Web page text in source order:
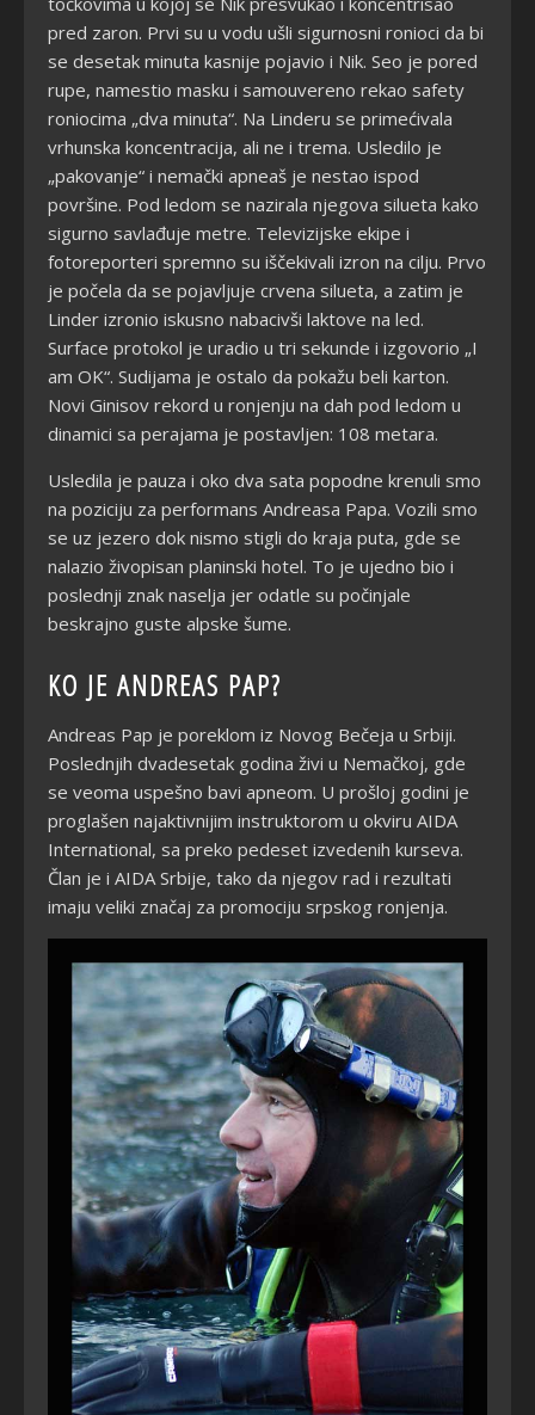
pred zaron. Prvi su u vodu ušli sigurnosni ronioci da bi
se desetak minuta kasnije pojavio i Nik. Seo je pored
rupe, namestio masku i samouvereno rekao safety
roniocima „dva minuta“. Na Linderu se primećivala
vrhunska koncentracija, ali ne i trema. Usledilo je
„pakovanje“ i nemački apneaš je nestao ispod
površine. Pod ledom se nazirala njegova silueta kako
sigurno savlađuje metre. Televizijske ekipe i
fotoreporteri spremno su iščekivali izron na cilju. Prvo
je počela da se pojavljuje crvena silueta, a zatim je
Linder izronio iskusno nabacivši laktove na led.
Surface protokol je uradio u tri sekunde i izgovorio „I
am OK“. Sudijama je ostalo da pokažu beli karton.
Novi Ginisov rekord u ronjenju na dah pod ledom u
dinamici sa perajama je postavljen: 108 metara.
Usledila je pauza i oko dva sata popodne krenuli smo
na poziciju za performans Andreasa Papa. Vozili smo
se uz jezero dok nismo stigli do kraja puta, gde se
nalazio živopisan planinski hotel. To je ujedno bio i
poslednji znak naselja jer odatle su počinjale
beskrajno guste alpske šume.
KO JE ANDREAS PAP?
Andreas Pap je poreklom iz Novog Bečeja u Srbiji.
Poslednjih dvadesetak godina živi u Nemačkoj, gde
se veoma uspešno bavi apneom. U prošloj godini je
proglašen najaktivnijim instruktorom u okviru AIDA
International, sa preko pedeset izvedenih kurseva.
Član je i AIDA Srbije, tako da njegov rad i rezultati
imaju veliki značaj za promociju srpskog ronjenja.